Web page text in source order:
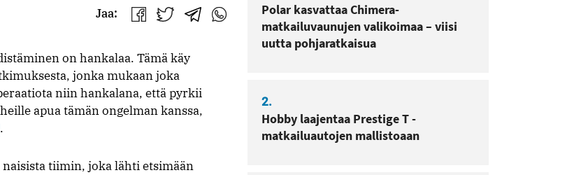
Jaa:
Jaa
Jaa
Jaa
Telegrammissa
Jaa
WhatsAppissa
on hankalaa. Tämä käy
jonka mukaan joka
niin hankalana, että pyrkii
apua tämän ongelman kanssa,
.
tiimin, joka lähti etsimään
Polar kasvattaa Chimera-
matkailuvaunujen valikoimaa – viisi
uutta pohjaratkaisua
2.
Hobby laajentaa Prestige T -
matkailuautojen mallistoaan